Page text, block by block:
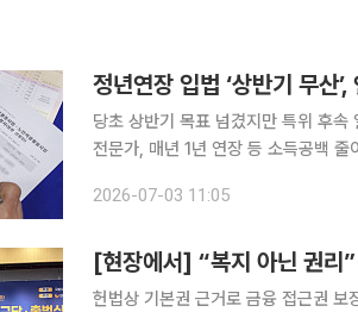
정년연장 입법 ‘상반기 무산
당초 상반기 목표 넘겼지만 특위 후
전문가, 매년 1년 연장 등 소득공백 줄이는 새 방안 제안 정년연장
현 정부 임기 내 정년연장 법안 처리
2026-07-03 11:05
헌법상 기본권 근거로 금융 접근권 보장 강조 채무조정·보험·대출·저축 담은 ‘4대